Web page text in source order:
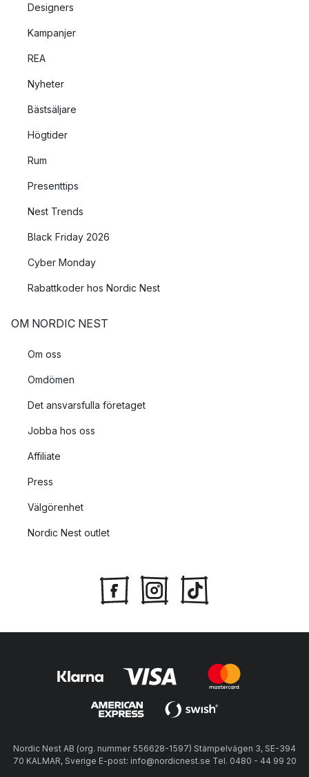
Designers
Kampanjer
REA
Nyheter
Bästsäljare
Högtider
Rum
Presenttips
Nest Trends
Black Friday 2026
Cyber Monday
Rabattkoder hos Nordic Nest
OM NORDIC NEST
Om oss
Omdömen
Det ansvarsfulla företaget
Jobba hos oss
Affiliate
Press
Välgörenhet
Nordic Nest outlet
Nordic Nest AB (org. nummer 556628-1597) Stämpelvägen 3, SE-394
70 KALMAR, Sverige E-post: info@nordicnest.se Tel. 0480 - 44 99 20